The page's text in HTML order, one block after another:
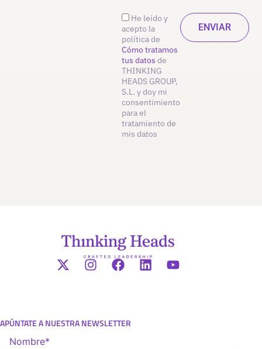
He leído y
acepto la
política de
Cómo tratamos
tus datos de
THINKING
HEADS GROUP,
S.L. y doy mi
consentimiento
para el
tratamiento de
mis datos
APÚNTATE A NUESTRA NEWSLETTER